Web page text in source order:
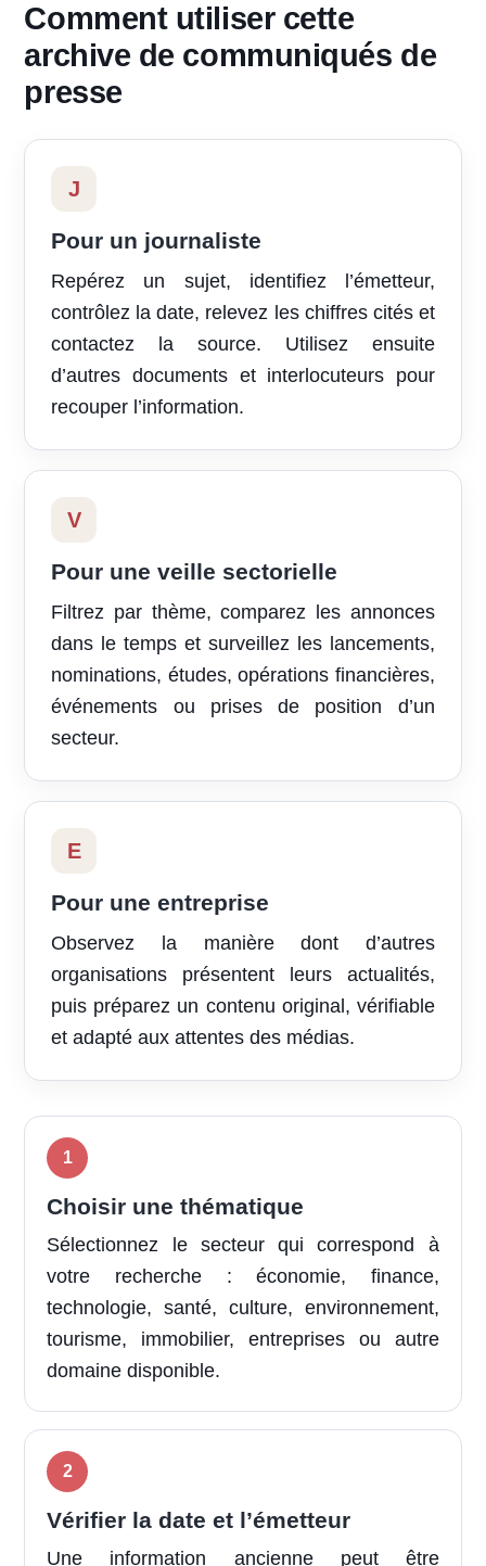
Comment utiliser cette
archive de communiqués de
presse
J
Pour un journaliste
Repérez un sujet, identifiez l’émetteur,
contrôlez la date, relevez les chiffres cités et
contactez la source. Utilisez ensuite
d’autres documents et interlocuteurs pour
recouper l’information.
V
Pour une veille sectorielle
Filtrez par thème, comparez les annonces
dans le temps et surveillez les lancements,
nominations, études, opérations financières,
événements ou prises de position d’un
secteur.
E
Pour une entreprise
Observez la manière dont d’autres
organisations présentent leurs actualités,
puis préparez un contenu original, vérifiable
et adapté aux attentes des médias.
Choisir une thématique
Sélectionnez le secteur qui correspond à
votre recherche : économie, finance,
technologie, santé, culture, environnement,
tourisme, immobilier, entreprises ou autre
domaine disponible.
Vérifier la date et l’émetteur
Une information ancienne peut être